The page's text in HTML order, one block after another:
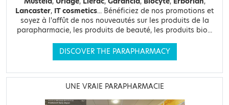
Lancaster, IT cosmetics... Bénéficiez de nos promotions et
soyez à l'affût de nos nouveautés sur les produits de la
parapharmacie, les produits de beauté, les produits bio...
DISCOVER THE PARAPHARMACY
UNE VRAIE PARAPHARMACIE